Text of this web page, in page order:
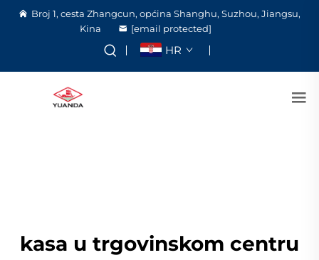
Broj 1, cesta Zhangcun, općina Shanghu, Suzhou, Jiangsu,
Kina
[email protected]
HR
kasa u trgovinskom centru